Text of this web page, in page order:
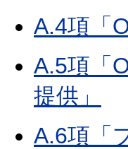
A.4項「
A.5項「
提供」
A.6項「